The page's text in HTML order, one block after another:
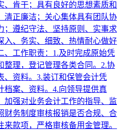
、肯干；具有良好的思想素质和
清正廉洁；关心集体具有团队协
；遵纪守法、坚持原则、实事求
入、务实、细致、热情耐心做好
、工作职责：1.及时完成原始凭
整理，登记管理各类合同。2.协
、资料。3.装订和保管会计凭
档案、资料。4.向领导提供真
加强对业务会计工作的指导、监
财务制度审核报销是否合规、合
款项，严格审核备用金管理。